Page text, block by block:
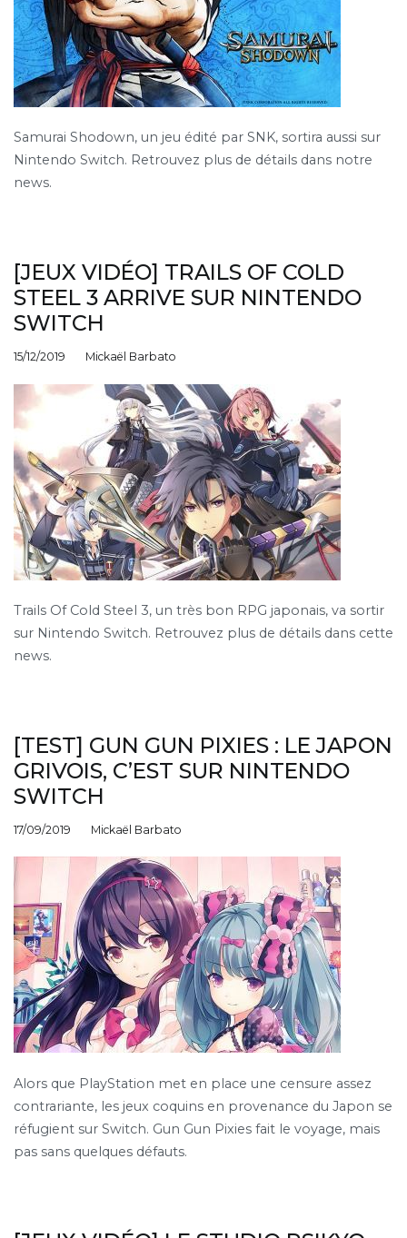
Samurai Shodown, un jeu édité par SNK, sortira aussi sur
Nintendo Switch. Retrouvez plus de détails dans notre
news.
[JEUX VIDÉO] TRAILS OF COLD
STEEL 3 ARRIVE SUR NINTENDO
SWITCH
15/12/2019 Mickaël Barbato
Trails Of Cold Steel 3, un très bon RPG japonais, va sortir
sur Nintendo Switch. Retrouvez plus de détails dans cette
news.
[TEST] GUN GUN PIXIES : LE JAPON
GRIVOIS, C’EST SUR NINTENDO
SWITCH
17/09/2019 Mickaël Barbato
Alors que PlayStation met en place une censure assez
contrariante, les jeux coquins en provenance du Japon se
réfugient sur Switch. Gun Gun Pixies fait le voyage, mais
pas sans quelques défauts.